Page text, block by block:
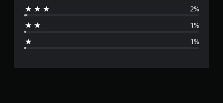
i
2%
1%
1%